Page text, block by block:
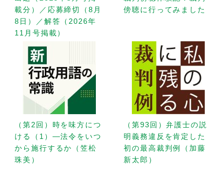
載分）／応募締切（8月
8日）／解答（2026年
11月号掲載）
傍聴に行ってみました
（第2回）時を味方につ
ける（1）—法令をいつ
から施行するか（笠松
珠美）
（第93回）弁護士の説
明義務違反を肯定した
初の最高裁判例（加藤
新太郎）